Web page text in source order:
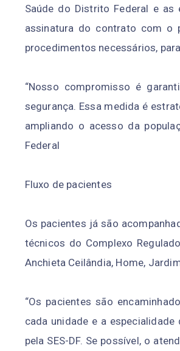
Saúde do Distrito Federal e
assinatura do contrato com o
procedimentos necessários,
“Nosso compromisso é
segurança. Essa medida é
ampliando o acesso da
Federal
Fluxo de pacientes
Os pacientes já são
técnicos do Complexo
Anchieta Ceilândia, Home,
“Os pacientes são
cada unidade e a
pela SES-DF. Se possível, o